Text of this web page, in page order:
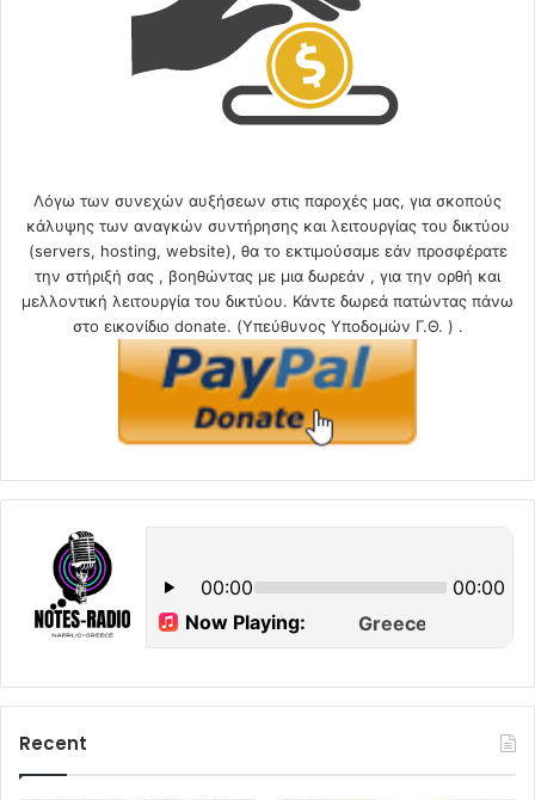
Λόγω των συνεχών αυξήσεων στις παροχές μας, για σκοπούς
κάλυψης των αναγκών συντήρησης και λειτουργίας του δικτύου
(servers, hosting, website), θα το εκτιμούσαμε εάν προσφέρατε
την στήριξή σας , βοηθώντας με μια δωρεάν , για την ορθή και
μελλοντική λειτουργία του δικτύου. Κάντε δωρεά πατώντας πάνω
στο εικονίδιο donate. (Υπεύθυνος Υποδομών Γ.Θ. ) .
Recent